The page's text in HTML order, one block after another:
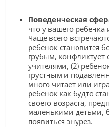
Поведенческая
что у вашего
Чаще всего
ребенок становится
грубым, конфликтует
учителями, (2)
грустным и
много читает или
ребенок как будто
своего возраста,
маленькими детьми,
появиться энурез.